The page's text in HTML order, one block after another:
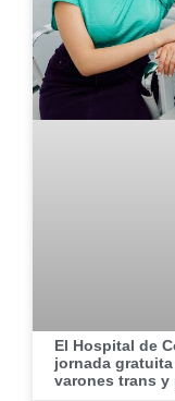
El Hospital de
jornada
varones trans y